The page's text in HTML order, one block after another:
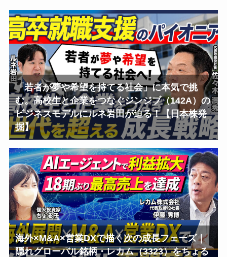
「若者が夢や希望を持てる社会」に本気で挑
む。高校生と企業をつなぐジンジブ（142A）の
ビジネスモデルにルネ岩田が迫る！【日本株発
掘】
海外×M&A×営業DXで描く次の成長フェーズ｜
隠れグローバル銘柄・レカム（3323）をちょる